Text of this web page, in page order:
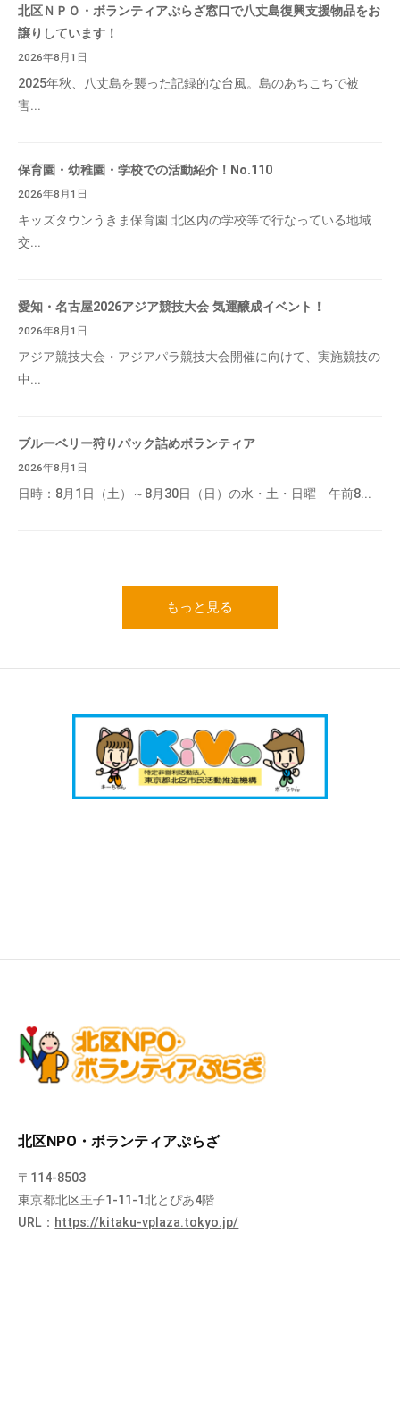
北区ＮＰＯ・ボランティアぷらざ窓口で八丈島復興支援物品をお
譲りしています！
2026年8月1日
2025年秋、八丈島を襲った記録的な台風。島のあちこちで被
害...
保育園・幼稚園・学校での活動紹介！No.110
2026年8月1日
キッズタウンうきま保育園 北区内の学校等で行なっている地域
交...
愛知・名古屋2026アジア競技大会 気運醸成イベント！
2026年8月1日
アジア競技大会・アジアパラ競技大会開催に向けて、実施競技の
中...
ブルーベリー狩りパック詰めボランティア
2026年8月1日
日時：8月1日（土）～8月30日（日）の水・土・日曜 午前8...
もっと見る
北区NPO・ボランティアぷらざ
〒114-8503
東京都北区王子1-11-1北とぴあ4階
URL： https://kitaku-vplaza.tokyo.jp/